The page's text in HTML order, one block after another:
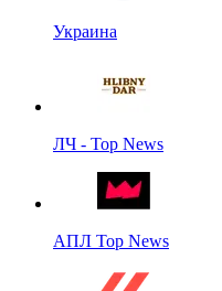
Украина
ЛЧ - Top News
АПЛ Top News